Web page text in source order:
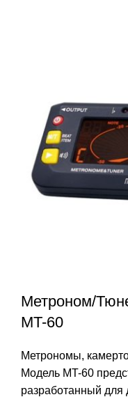
Метроном/
MT-60
Метрономы,
Модель MT-60
разработанный для